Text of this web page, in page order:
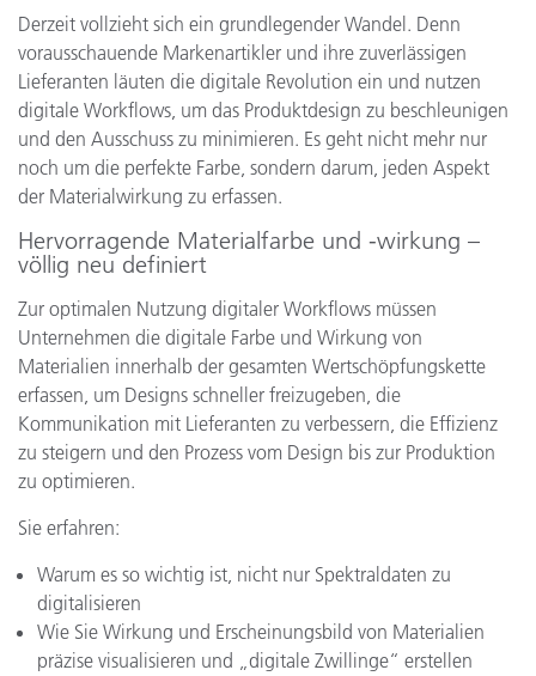
Derzeit vollzieht sich ein grundlegender Wandel. Denn
vorausschauende Markenartikler und ihre zuverlässigen
Lieferanten läuten die digitale Revolution ein und nutzen
digitale Workflows, um das Produktdesign zu beschleunigen
und den Ausschuss zu minimieren. Es geht nicht mehr nur
noch um die perfekte Farbe, sondern darum, jeden Aspekt
der Materialwirkung zu erfassen.
Hervorragende Materialfarbe und -wirkung –
völlig neu definiert
Zur optimalen Nutzung digitaler Workflows müssen
Unternehmen die digitale Farbe und Wirkung von
Materialien innerhalb der gesamten Wertschöpfungskette
erfassen, um Designs schneller freizugeben, die
Kommunikation mit Lieferanten zu verbessern, die Effizienz
zu steigern und den Prozess vom Design bis zur Produktion
zu optimieren.
Sie erfahren:
Warum es so wichtig ist, nicht nur Spektraldaten zu
digitalisieren
Wie Sie Wirkung und Erscheinungsbild von Materialien
präzise visualisieren und „digitale Zwillinge“ erstellen